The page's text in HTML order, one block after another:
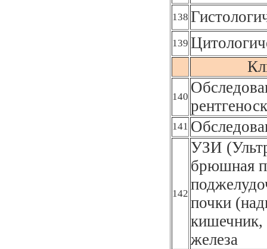
138
139
140
141
142
УЗИ
брюшная
почки
кишечник,
железа